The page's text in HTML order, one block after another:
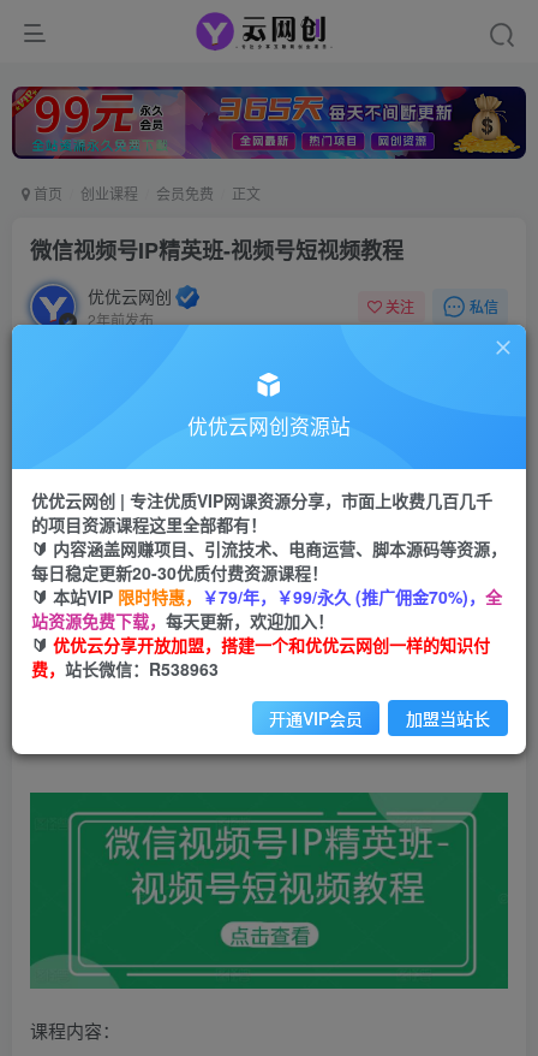
首页 创业课程 会员免费 正文
微信视频号IP精英班-视频号短视频教程
优优云网创
2年前发布
关注 私信
微信视频号IP精英班-视频号短视频教程
云币 9.9 限时特惠
云币99
会员免费
立即购买
您当前未登录！建议登陆后购买，可保存购买订单
微信视频号IP精英班-视频号短视频教程
课程内容：
优优云网创资源站
优优云网创 | 专注优质VIP网课资源分享，市面上收费几百几千
的项目资源课程这里全部都有！
🔰 内容涵盖网赚项目、引流技术、电商运营、脚本源码等资源，
每日稳定更新20-30优质付费资源课程！
🔰 本站VIP 限时特惠， ￥79/年，￥99/永久 (推广佣金70%)， 全
站资源免费下载， 每天更新，欢迎加入！
🔰 优优云分享开放加盟，搭建一个和优优云网创一样的知识付
费， 站长微信：R538963
开通VIP会员 加盟当站长